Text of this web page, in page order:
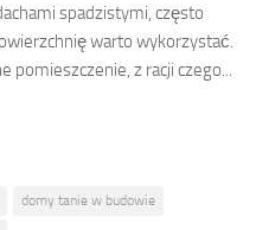
spadzistymi, często
warto wykorzystać.
pomieszczenie, z racji czego...
domy tanie w budowie